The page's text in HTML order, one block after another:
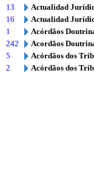
13
Actualidad
16
Actualidad
1
Acórdãos
242
Acordãos
5
Acórdãos dos
2
Acórdãos dos